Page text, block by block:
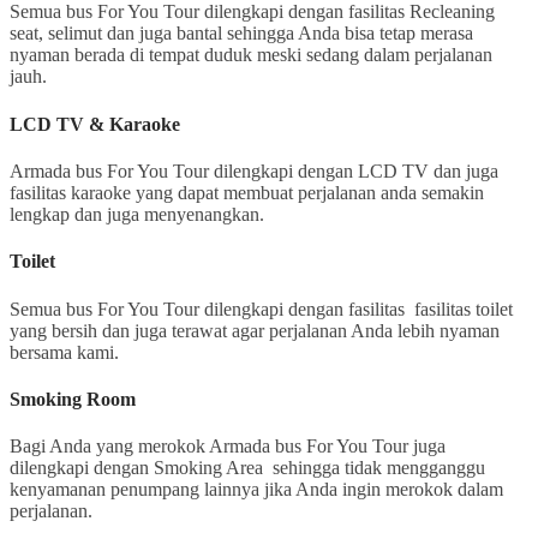
Semua bus For You Tour dilengkapi dengan fasilitas Recleaning
seat, selimut dan juga bantal sehingga Anda bisa tetap merasa
nyaman berada di tempat duduk meski sedang dalam perjalanan
jauh.
LCD TV & Karaoke
Armada bus For You Tour dilengkapi dengan LCD TV dan juga
fasilitas karaoke yang dapat membuat perjalanan anda semakin
lengkap dan juga menyenangkan.
Toilet
Semua bus For You Tour dilengkapi dengan fasilitas fasilitas toilet
yang bersih dan juga terawat agar perjalanan Anda lebih nyaman
bersama kami.
Smoking Room
Bagi Anda yang merokok Armada bus For You Tour juga
dilengkapi dengan Smoking Area sehingga tidak mengganggu
kenyamanan penumpang lainnya jika Anda ingin merokok dalam
perjalanan.